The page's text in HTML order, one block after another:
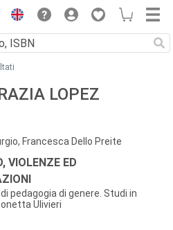
LOPEZ
Francesca Dello Preite
VIOLENZE ED
pedagogia di genere. Studi in
Ulivieri